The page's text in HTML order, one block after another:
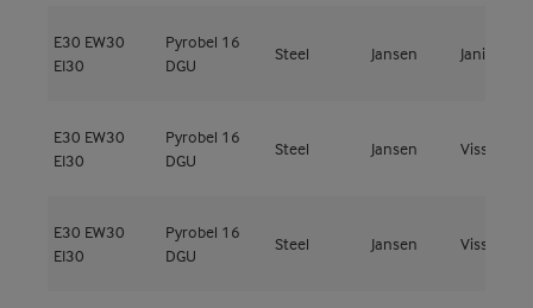
E30 EW30
EI30
Pyrobel 16
DGU
Steel Jansen Janisol 2
E30 EW30
EI30
Pyrobel 16
DGU
Steel Jansen Viss DV
E30 EW30
EI30
Pyrobel 16
DGU
Steel Jansen Viss DV